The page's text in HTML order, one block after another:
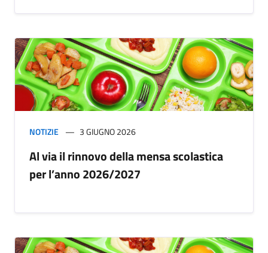
NOTIZIE 3 GIUGNO 2026
Al via il rinnovo della mensa scolastica
per l’anno 2026/2027